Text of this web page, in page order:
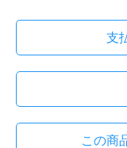
支
この商